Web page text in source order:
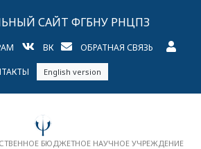
САЙТ ФГБНУ РНЦПЗ
ВК ОБРАТНАЯ СВЯЗЬ
English version
БЮДЖЕТНОЕ НАУЧНОЕ УЧРЕЖДЕНИЕ